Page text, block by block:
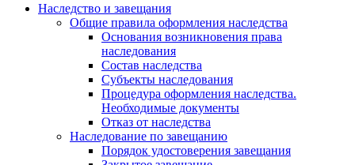
Наследство и завещания
Общие правила оформления наследства
Основания возникновения права
наследования
Состав наследства
Субъекты наследования
Процедура оформления наследства.
Необходимые документы
Отказ от наследства
Наследование по завещанию
Порядок удостоверения завещания